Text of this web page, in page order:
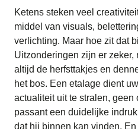
Ketens steken veel
middel van visuals,
verlichting. Maar hoe zit dat
Uitzonderingen zijn er
altijd de herfsttakjes en
het bos. Een etalage dient
actualiteit uit te stralen,
passant een duidelijke
dat hij binnen kan vinden.